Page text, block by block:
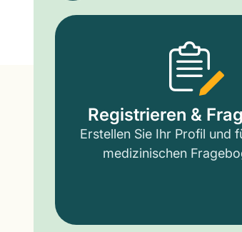
Registrieren &
Erstellen Sie Ihr Profil und
medizinischen